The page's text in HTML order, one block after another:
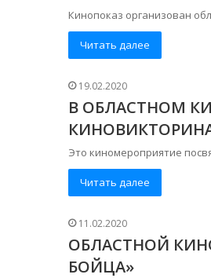
Кинопоказ организован
Читать далее
19.02.2020
В ОБЛАСТНОМ
Это киномероприятие
Читать далее
11.02.2020
ОБЛАСТНОЙ
БОЙЦА»